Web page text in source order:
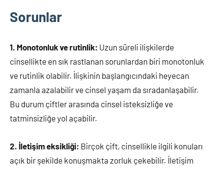
Sorunlar
1. Monotonluk ve rutinlik: Uzun süreli ilişkilerde
cinsellikte en sık rastlanan sorunlardan biri monotonluk
ve rutinlik olabilir. İlişkinin başlangıcındaki heyecan
zamanla azalabilir ve cinsel yaşam da sıradanlaşabilir.
Bu durum çiftler arasında cinsel isteksizliğe ve
tatminsizliğe yol açabilir.
2. İletişim eksikliği: Birçok çift, cinsellikle ilgili konuları
açık bir şekilde konuşmakta zorluk çekebilir. İletişim